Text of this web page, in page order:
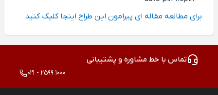
برای مطالعه مقاله ای پیرامون این طراح اینجا کلیک کنید
تماس با خط مشاوره و پشتیبانی
021 - 2599 1000